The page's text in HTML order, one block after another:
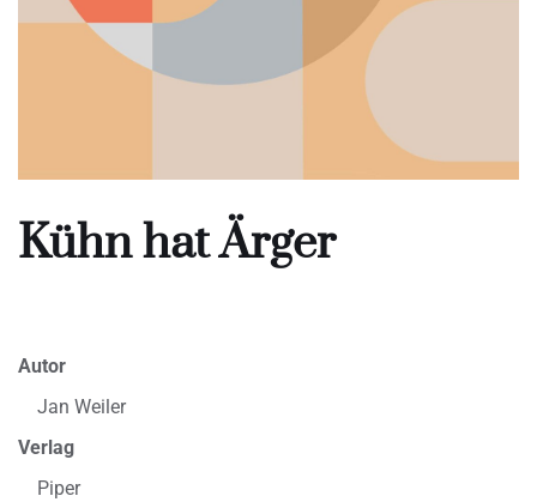
Kühn hat Ärger
Autor
Jan Weiler
Verlag
Piper